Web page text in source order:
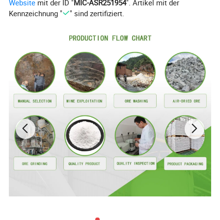
Weißgrad % >96%
D50 Partikelgröße μm 7,5-8,5
D97 Partikelgröße μm 21,5-22,5
Siebrückstände auf 325 Mesh (%) 0
Aussterbungsrate % 40 %
Verhältnis % Wird Hinzugefügt 50-60%
KOSTENLOSEN PROBEN oder
haben, zögern Sie bitte nicht uns
Website mit der ID "MIC-ASR251954". Artikel mit der
Kennzeichnung "
" sind zertifiziert.